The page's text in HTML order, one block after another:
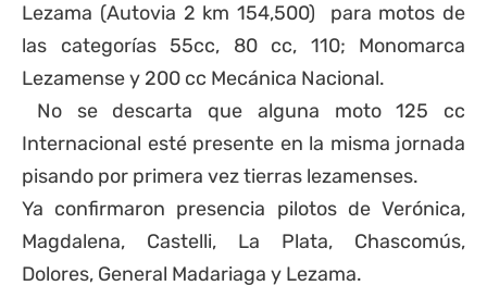
Lezama (Autovia 2 km 154,500) para motos de
las categorías 55cc, 80 cc, 110; Monomarca
Lezamense y 200 cc Mecánica Nacional.
No se descarta que alguna moto 125 cc
Internacional esté presente en la misma jornada
pisando por primera vez tierras lezamenses.
Ya confirmaron presencia pilotos de Verónica,
Magdalena, Castelli, La Plata, Chascomús,
Dolores, General Madariaga y Lezama.